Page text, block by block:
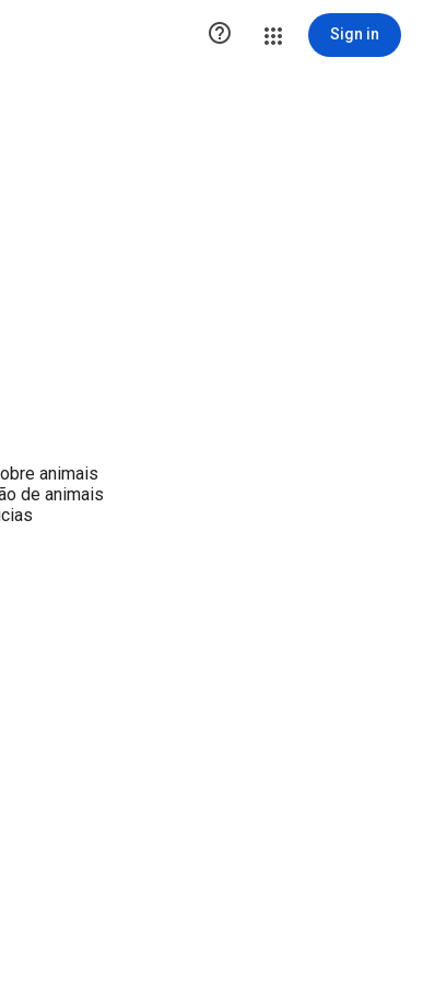
 Sign in
animais
de animais